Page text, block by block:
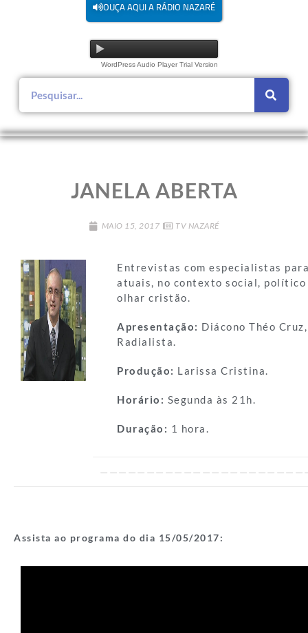
OUÇA AQUI A RÁDIO NAZARÉ
WordPress Audio Player Trial Version
JANELA ABERTA
MAIO 15, 2017 TV NAZARÉ
Entrevistas com especialistas
atuais, no contexto social, político
olhar cristão.
Apresentação: Diácono Théo
Radialista.
Produção: Larissa Cristina.
Horário: Segunda às 21h.
Duração: 1 hora.
Assista ao programa do dia 15/05/2017: